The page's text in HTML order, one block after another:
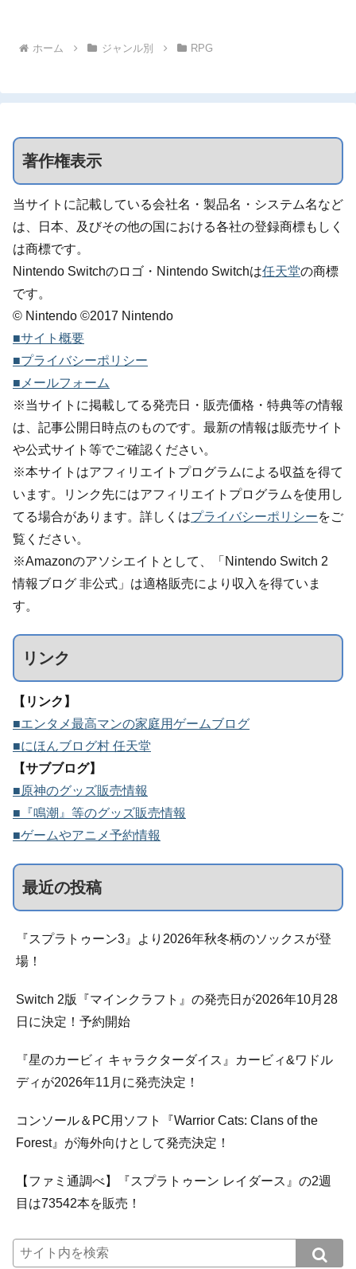
ホーム ジャンル別 RPG
著作権表示
当サイトに記載している会社名・製品名・システム名など
は、日本、及びその他の国における各社の登録商標もしく
は商標です。
Nintendo Switchのロゴ・Nintendo Switchは任天堂の商標
です。
© Nintendo ©2017 Nintendo
■サイト概要
■プライバシーポリシー
■メールフォーム
※当サイトに掲載してる発売日・販売価格・特典等の情報
は、記事公開日時点のものです。最新の情報は販売サイト
や公式サイト等でご確認ください。
※本サイトはアフィリエイトプログラムによる収益を得て
います。リンク先にはアフィリエイトプログラムを使用し
てる場合があります。詳しくはプライバシーポリシーをご
覧ください。
※Amazonのアソシエイトとして、「Nintendo Switch 2
情報ブログ 非公式」は適格販売により収入を得ていま
す。
リンク
【リンク】
■エンタメ最高マンの家庭用ゲームブログ
■にほんブログ村 任天堂
【サブブログ】
■原神のグッズ販売情報
■『鳴潮』等のグッズ販売情報
■ゲームやアニメ予約情報
最近の投稿
『スプラトゥーン3』より2026年秋冬柄のソックスが登
場！
Switch 2版『マインクラフト』の発売日が2026年10月28
日に決定！予約開始
『星のカービィ キャラクターダイス』カービィ&ワドル
ディが2026年11月に発売決定！
コンソール＆PC用ソフト『Warrior Cats: Clans of the
Forest』が海外向けとして発売決定！
【ファミ通調べ】『スプラトゥーン レイダース』の2週
目は73542本を販売！